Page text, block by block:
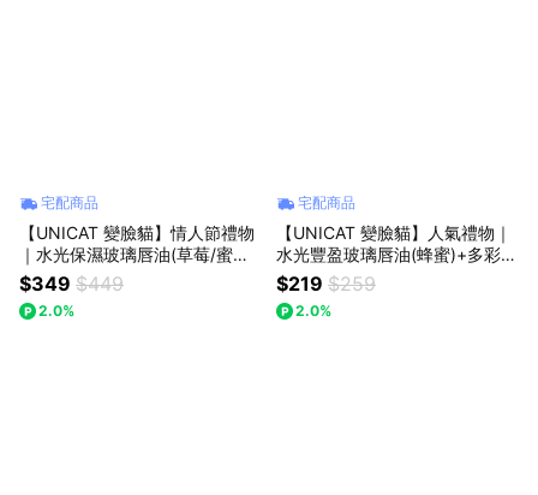
宅配商品
【UNICAT 變臉貓】情人節禮物
｜水光保濕玻璃唇油(草莓/蜜桃/
蜂蜜) 任選+幸運降臨 護手霜2入
禮盒 七夕禮物 女友禮物 買就送-
限量萌貓感謝卡
$349 $449
2.0%
宅配商品
【UNICAT 變臉貓】人氣禮物｜
水光豐盈玻璃唇油(蜂蜜)+多彩蝴
蝶結串珠手鍊禮盒 Y2K手機串珠
鍊 吊飾 鑰匙圈 護唇
$219 $259
2.0%